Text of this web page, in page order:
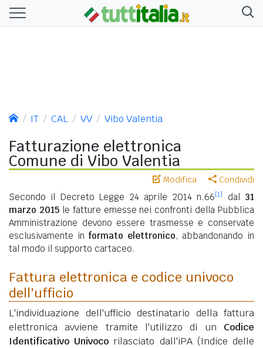
IT CAL VV Vibo Valentia
Fatturazione elettronica
Comune di Vibo Valentia
Modifica Condividi
Secondo il Decreto Legge 24 aprile 2014 n.66[1] dal 31
marzo 2015le fatture emesse nei confronti della Pubblica
Amministrazione devono essere trasmesse e conservate
esclusivamente in formato elettronico, abbandonando in
tal modo il supporto cartaceo.
Fattura elettronica e codice univoco
dell'ufficio
L'individuazione dell'ufficio destinatario della fattura
elettronica avviene tramite l'utilizzo di un Codice
Identificativo Univoco rilasciato dall'iPA (Indice delle